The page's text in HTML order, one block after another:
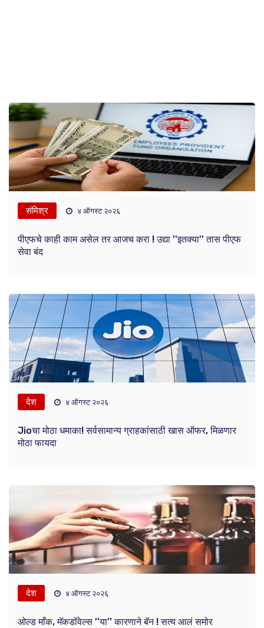
संमिश्र ४ ऑगस्ट २०२६
पीएफचे काही काम असेल तर आजच करा ! उद्या ''इतक्या'' तास पीएफ
सेवा बंद
देश ४ ऑगस्ट २०२६
Jioचा मोठा धमाका! सर्वसामान्य ग्राहकांसाठी खास ऑफर, मिळणार
मोठा फायदा
देश ४ ऑगस्ट २०२६
ओल्ड माँक, मॅकडॉवेल्स ''या'' कारणाने बॅन ! सत्य आलं समोर